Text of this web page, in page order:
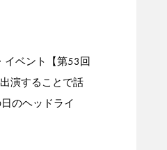
イベント【第53回
演することで話
のヘッドライ